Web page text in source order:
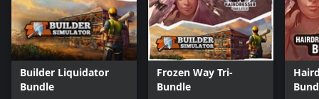
Builder Liquidator
Bundle
Frozen Way Tri-
Bundle